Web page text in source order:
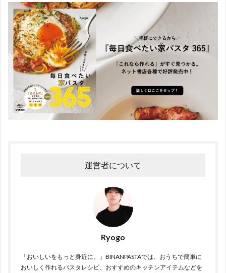
運営者について
Ryogo
「おいしいをもっと身近に。」BINANPASTAでは、おうちで簡単に
おいしく作れるパスタレシピ、おすすめのキッチンアイテムなどを